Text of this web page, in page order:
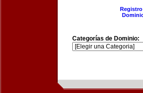
Categorías de Dominio: